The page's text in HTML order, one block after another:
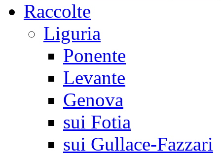
Raccolte
Liguria
Ponente
Levante
Genova
sui Fotia
sui Gullace-Fazzari